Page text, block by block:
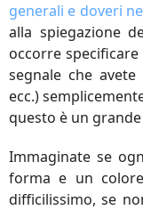
generali e doveri
alla spiegazione
occorre
segnale che
ecc.)
questo è un
Immaginate se
forma e un
difficilissimo, se